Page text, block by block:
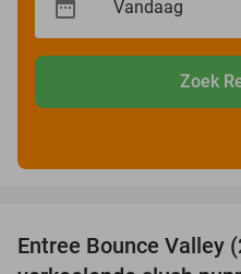
Zoek
Entree Bounce Valley